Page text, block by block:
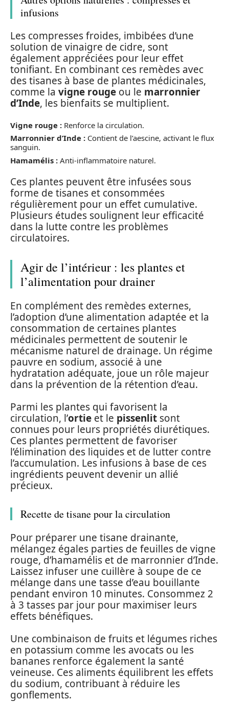
infusions
Les compresses froides, imbibées d’une
solution de vinaigre de cidre, sont
également appréciées pour leur effet
tonifiant. En combinant ces remèdes avec
des tisanes à base de plantes médicinales,
comme la vigne rouge ou le marronnier
d’Inde, les bienfaits se multiplient.
Vigne rouge : Renforce la circulation.
Marronnier d’Inde : Contient de l’aescine, activant le flux
sanguin.
Hamamélis : Anti-inflammatoire naturel.
Ces plantes peuvent être infusées sous
forme de tisanes et consommées
régulièrement pour un effet cumulative.
Plusieurs études soulignent leur efficacité
dans la lutte contre les problèmes
circulatoires.
Agir de l’intérieur : les plantes et
l’alimentation pour drainer
En complément des remèdes externes,
l’adoption d’une alimentation adaptée et la
consommation de certaines plantes
médicinales permettent de soutenir le
mécanisme naturel de drainage. Un régime
pauvre en sodium, associé à une
hydratation adéquate, joue un rôle majeur
dans la prévention de la rétention d’eau.
Parmi les plantes qui favorisent la
circulation, l’ortie et le pissenlit sont
connues pour leurs propriétés diurétiques.
Ces plantes permettent de favoriser
l’élimination des liquides et de lutter contre
l’accumulation. Les infusions à base de ces
ingrédients peuvent devenir un allié
précieux.
Recette de tisane pour la circulation
Pour préparer une tisane drainante,
mélangez égales parties de feuilles de vigne
rouge, d’hamamélis et de marronnier d’Inde.
Laissez infuser une cuillère à soupe de ce
mélange dans une tasse d’eau bouillante
pendant environ 10 minutes. Consommez 2
à 3 tasses par jour pour maximiser leurs
effets bénéfiques.
Une combinaison de fruits et légumes riches
en potassium comme les avocats ou les
bananes renforce également la santé
veineuse. Ces aliments équilibrent les effets
du sodium, contribuant à réduire les
gonflements.